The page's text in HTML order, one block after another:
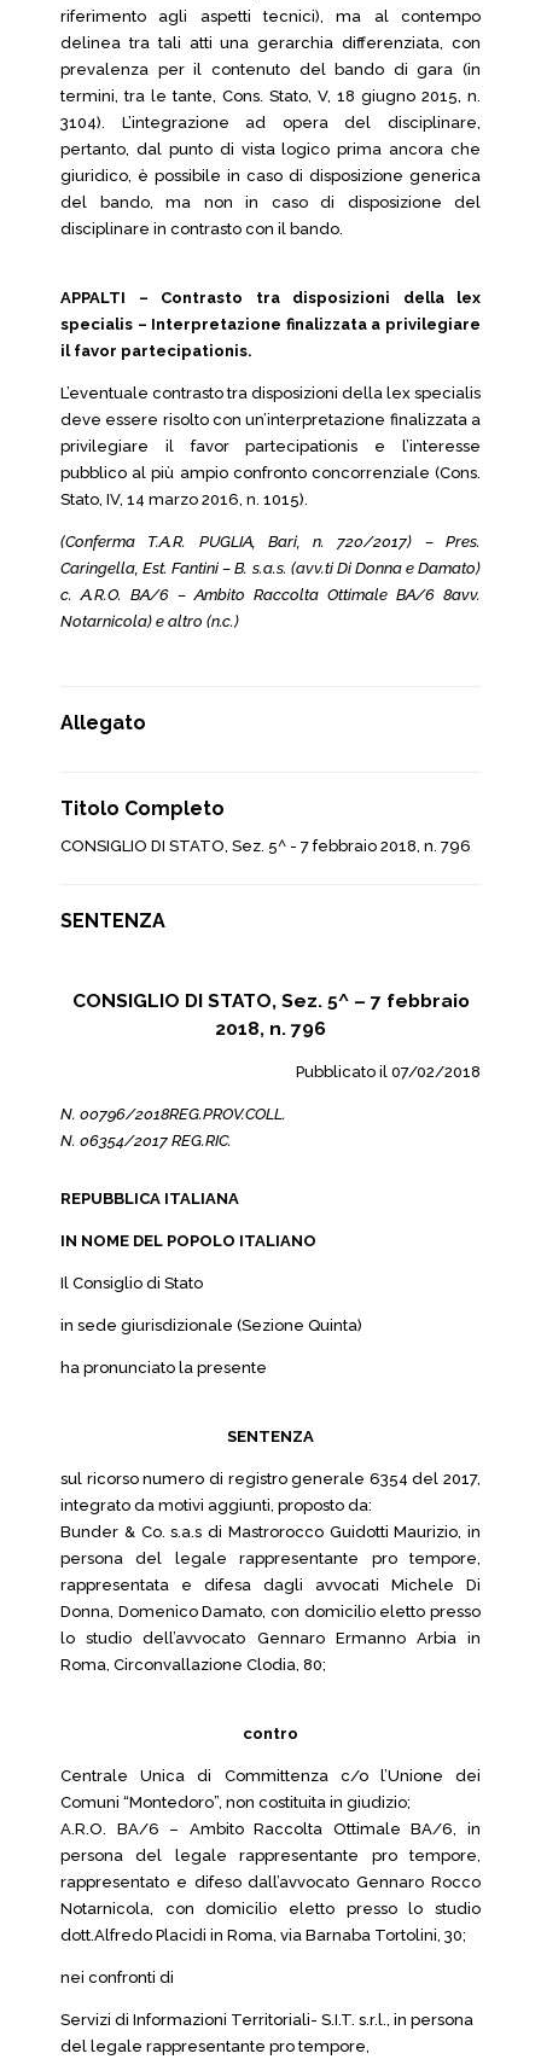
riferimento agli aspetti tecnici), ma al contempo
delinea tra tali atti una gerarchia differenziata, con
prevalenza per il contenuto del bando di gara (in
termini, tra le tante, Cons. Stato, V, 18 giugno 2015, n.
3104). L’integrazione ad opera del disciplinare,
pertanto, dal punto di vista logico prima ancora che
giuridico, è possibile in caso di disposizione generica
del bando, ma non in caso di disposizione del
disciplinare in contrasto con il bando.
APPALTI – Contrasto tra disposizioni della lex
specialis – Interpretazione finalizzata a privilegiare
il favor partecipationis.
L’eventuale contrasto tra disposizioni della lex specialis
deve essere risolto con un’interpretazione finalizzata a
privilegiare il favor partecipationis e l’interesse
pubblico al più ampio confronto concorrenziale (Cons.
Stato, IV, 14 marzo 2016, n. 1015).
(Conferma T.A.R. PUGLIA, Bari, n. 720/2017) – Pres.
Caringella, Est. Fantini – B. s.a.s. (avv.ti Di Donna e Damato)
c. A.R.O. BA/6 – Ambito Raccolta Ottimale BA/6 8avv.
Notarnicola) e altro (n.c.)
Allegato
Titolo Completo
CONSIGLIO DI STATO, Sez. 5^ - 7 febbraio 2018, n. 796
SENTENZA
CONSIGLIO DI STATO, Sez. 5^ – 7 febbraio
2018, n. 796
Pubblicato il 07/02/2018
N. 00796/2018REG.PROV.COLL.
N. 06354/2017 REG.RIC.
REPUBBLICA ITALIANA
IN NOME DEL POPOLO ITALIANO
Il Consiglio di Stato
in sede giurisdizionale (Sezione Quinta)
ha pronunciato la presente
SENTENZA
sul ricorso numero di registro generale 6354 del 2017,
integrato da motivi aggiunti, proposto da:
Bunder & Co. s.a.s di Mastrorocco Guidotti Maurizio, in
persona del legale rappresentante pro tempore,
rappresentata e difesa dagli avvocati Michele Di
Donna, Domenico Damato, con domicilio eletto presso
lo studio dell’avvocato Gennaro Ermanno Arbia in
Roma, Circonvallazione Clodia, 80;
contro
Centrale Unica di Committenza c/o l’Unione dei
Comuni “Montedoro”, non costituita in giudizio;
A.R.O. BA/6 – Ambito Raccolta Ottimale BA/6, in
persona del legale rappresentante pro tempore,
rappresentato e difeso dall’avvocato Gennaro Rocco
Notarnicola, con domicilio eletto presso lo studio
dott.Alfredo Placidi in Roma, via Barnaba Tortolini, 30;
nei confronti di
Servizi di Informazioni Territoriali- S.I.T. s.r.l., in persona
del legale rappresentante pro tempore,